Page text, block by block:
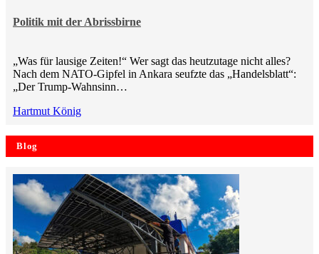
Politik mit der Abrissbirne
„Was für lausige Zeiten!“ Wer sagt das heutzutage nicht alles?
Nach dem NATO-Gipfel in Ankara seufzte das „Handelsblatt“:
„Der Trump-Wahnsinn…
Hartmut König
Blog